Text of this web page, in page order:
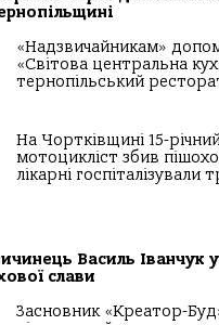
«Надзвичайникам»
«Світова центральна
тернопільський
На Чортківщині 15-
мотоцикліст збив
лікарні госпіталізували
Василь Іванчук
слави
Засновник «Креатор-